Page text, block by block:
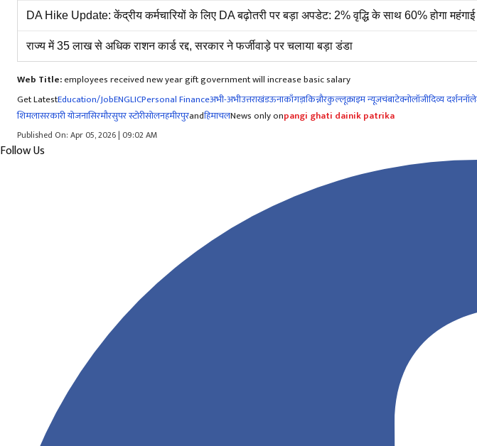
DA Hike Update: केंद्रीय कर्मचारियों के लिए DA बढ़ोतरी पर बड़ा अपडेट: 2% वृद्धि के साथ 60% होगा
राज्य में 35 लाख से अधिक राशन कार्ड रद्द, सरकार ने फर्जीवाड़े पर चलाया बड़ा डंडा
Web Title:employees received new year gift government will increase basic salary
Get LatestEducation/JobENGLICPersonal Financeअभी-अभीउत्तराखंडऊनाकाँगड़ाकिन्नौरकुल्लूक्राइम न्यूजचंबाटेक्नोलॉजीदिव्य दर्शन
शिमलासरकारी योजनासिरमौरसुपर स्टोरीसोलनहमीरपुरandहिमाचलNews only onpangi ghati dainik patrika
Published On: Apr 05, 2026 | 09:02 AM
Follow Us